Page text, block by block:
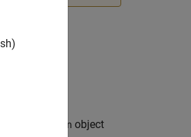
object